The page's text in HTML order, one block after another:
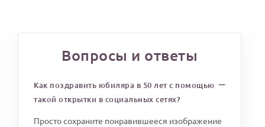
Вопросы и ответы
Как поздравить юбиляра в 50 лет с помощью
такой открытки в социальных сетях?
Просто сохраните понравившееся изображение